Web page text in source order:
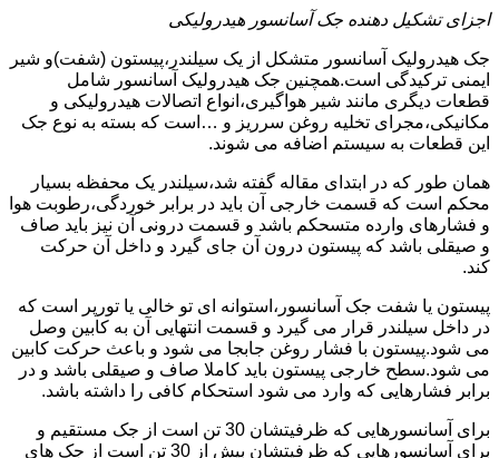
اجزای تشکیل دهنده جک آسانسور هیدرولیکی
جک هیدرولیک آسانسور متشکل از یک سیلندر،پیستون (شفت)و شیر
ایمنی ترکیدگی است.همچنین جک هیدرولیک آسانسور شامل
قطعات دیگری مانند شیر هواگیری،انواع اتصالات هیدرولیکی و
مکانیکی،مجرای تخلیه روغن سرریز و …است که بسته به نوع جک
این قطعات به سیستم اضافه می شوند.
همان طور که در ابتدای مقاله گفته شد،سیلندر یک محفظه بسیار
محکم است که قسمت خارجی آن باید در برابر خوردگی،رطوبت هوا
و فشارهای وارده متسحکم باشد و قسمت درونی آن نیز باید صاف
و صیقلی باشد که پیستون درون آن جای گیرد و داخل آن حرکت
کند.
پیستون یا شفت جک آسانسور،استوانه ای تو خالی یا تورپر است که
در داخل سیلندر قرار می گیرد و قسمت انتهایی آن به کابین وصل
می شود.پیستون با فشار روغن جابجا می شود و باعث حرکت کابین
می شود.سطح خارجی پیستون باید کاملا صاف و صیقلی باشد و در
برابر فشارهایی که وارد می شود استحکام کافی را داشته باشد.
برای آسانسورهایی که ظرفیتشان 30 تن است از جک مستقیم و
برای آسانسورهایی که ظرفیتشان بیش از 30 تن است از جک های